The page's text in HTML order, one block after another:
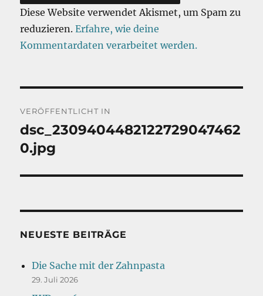
Diese Website verwendet Akismet, um Spam zu
reduzieren.Erfahre, wie deine
Kommentardaten verarbeitet werden.
VERÖFFENTLICHT IN
dsc_2309404482122729047462
0.jpg
NEUESTE BEITRÄGE
Die Sache mit der Zahnpasta
29. Juli 2026